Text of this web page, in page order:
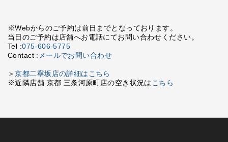
※Webからのご予約は前日までとなっております。
当日のご予約は店舗へお電話にてお問い合わせください。
Tel :075-606-5775
Contact : メールでお問い合わせ
＞京都二寧坂店の詳細はこちら
※近隣店舗 京都 三条河原町店の空き状況は こちら